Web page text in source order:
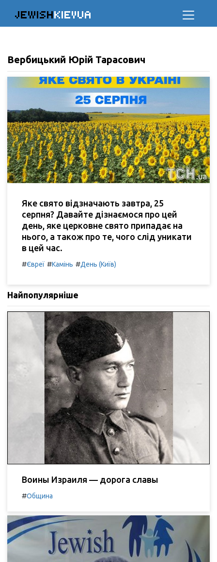
JEWISHKIEVUA
Вербицький Юрій Тарасович
Яке свято відзначають завтра, 25
серпня? Давайте дізнаємося про цей
день, яке церковне свято припадає на
нього, а також про те, чого слід уникати
в цей час.
#Євреї #Камінь #День (Київ)
Найпопулярніше
Воины Израиля — дорога славы
#Община